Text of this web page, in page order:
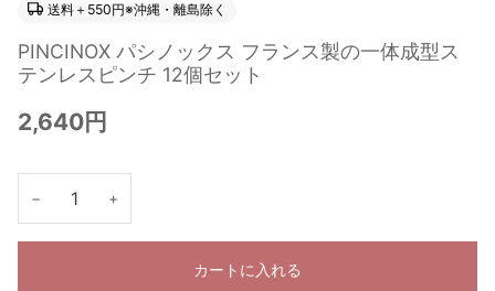
送料＋550円※沖縄・離島除く
PINCINOX パシノックス フランス製の一体成型ス
テンレスピンチ 12個セット
2,640円
− +
カートに入れる